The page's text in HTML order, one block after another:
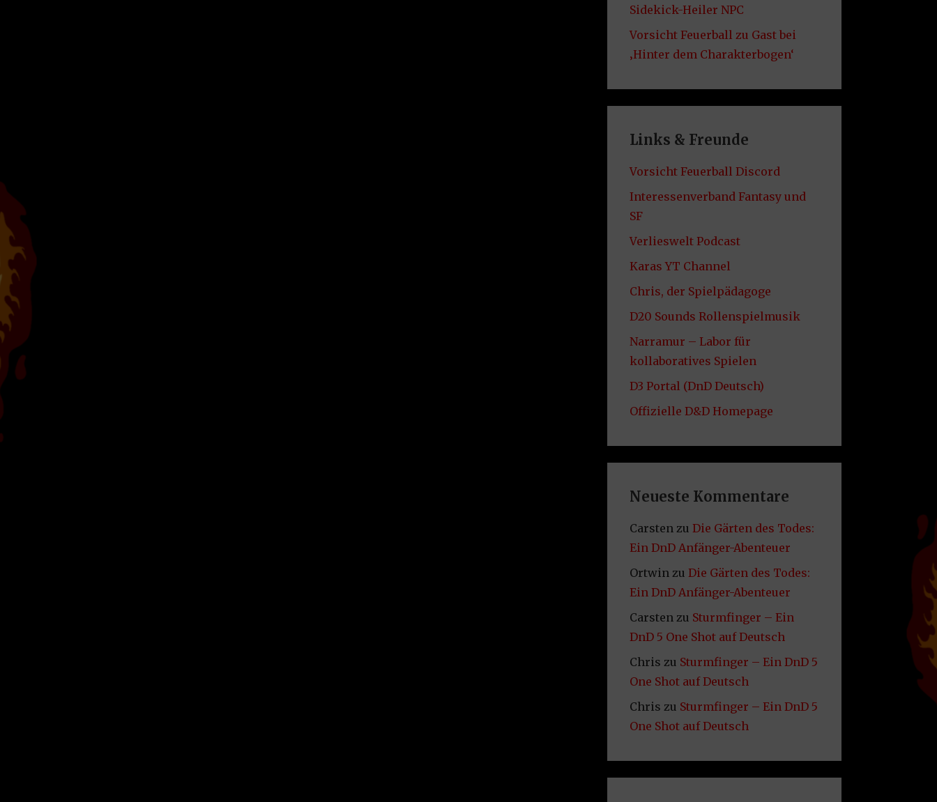
Sidekick-Heiler NPC
Vorsicht Feuerball zu Gast bei
‚Hinter dem Charakterbogen‘
Links & Freunde
Vorsicht Feuerball Discord
Interessenverband Fantasy und
SF
Verlieswelt Podcast
Karas YT Channel
Chris, der Spielpädagoge
D20 Sounds Rollenspielmusik
Narramur – Labor für
kollaboratives Spielen
D3 Portal (DnD Deutsch)
Offizielle D&D Homepage
Neueste Kommentare
Carstenzu Die Gärten des Todes:
Ein DnD Anfänger-Abenteuer
Ortwinzu Die Gärten des Todes:
Ein DnD Anfänger-Abenteuer
Carstenzu Sturmfinger – Ein
DnD 5 One Shot auf Deutsch
Chris zu Sturmfinger – Ein DnD 5
One Shot auf Deutsch
Chris zu Sturmfinger – Ein DnD 5
One Shot auf Deutsch